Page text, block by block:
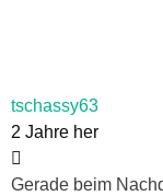
tschassy63
2 Jahre her
Gerade beim